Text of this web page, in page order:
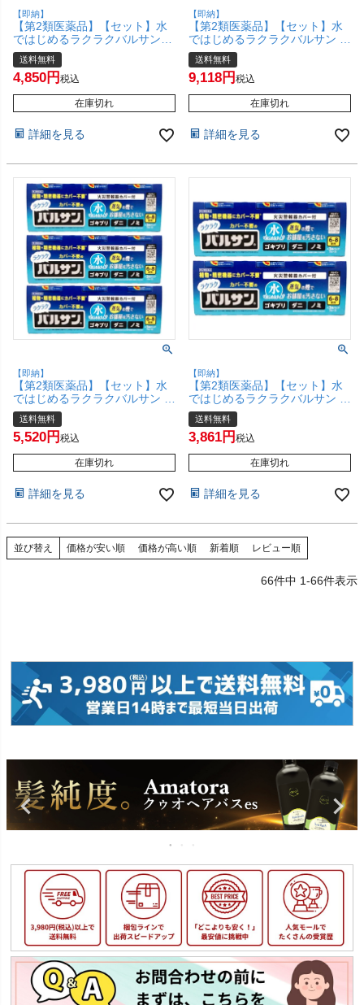
【即納】
【第2類医薬品】【セット】水
ではじめるラクラクバルサン
12～16畳用 12g×3個パック
×2【レック株式会社/レックケ
ミカル】【その他医薬品/6個】
【宅配便送料無料】 (6056380-
送料無料
4,850 税込
在庫切れ
詳細を見る
【即納】
【第2類医薬品】【セット】水
ではじめるラクラクバルサン 6
～8畳用 6g×3個パック×5【レッ
ク株式会社/レックケミカル】
【その他医薬品/15個】【宅配
便送料無料】 (6056379-set3)
送料無料
9,118 税込
在庫切れ
詳細を見る
【即納】
【第2類医薬品】【セット】水
ではじめるラクラクバルサン 6
～8畳用 6g×3個パック×3【レッ
ク株式会社/レックケミカル】
【その他医薬品/9個】【宅配便
送料無料】 (6056379-set2)
送料無料
5,520 税込
在庫切れ
詳細を見る
【即納】
【第2類医薬品】【セット】水
ではじめるラクラクバルサン 6
～8畳用 6g×3個パック×2【レッ
ク株式会社/レックケミカル】
【その他医薬品/6個】【宅配便
送料無料】 (6056379-set1)
送料無料
3,861 税込
在庫切れ
詳細を見る
並び替え 価格が安い順 価格が高い順 新着順 レビュー順
66件中 1-66件表示